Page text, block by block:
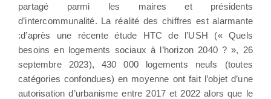
partagé parmi les maires et présidents
d’intercommunalité. La réalité des chiffres est alarmante
:d’après une récente étude HTC de l’USH (« Quels
besoins en logements sociaux à l’horizon 2040 ? », 26
septembre 2023), 430 000 logements neufs (toutes
catégories confondues) en moyenne ont fait l’objet d’une
autorisation d’urbanisme entre 2017 et 2022 alors que le